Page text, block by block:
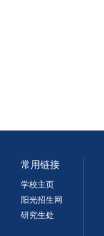
常用链接
学校主页
阳光招生网
研究生处